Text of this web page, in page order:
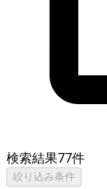
検索結果77件
絞り込み条件